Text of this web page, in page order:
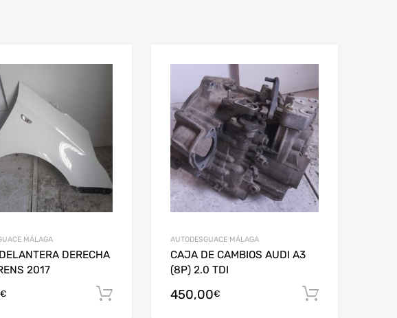
MÁLAGA
DERECHA
2017
€ Añadir al carrito
AUTODESGUACE MÁLAGA
CAJA DE CAMBIOS AUDI A3
(8P) 2.0 TDI
450,00€